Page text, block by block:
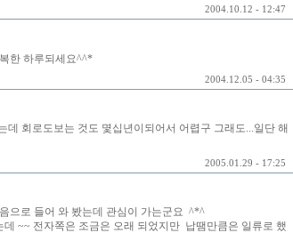
2004.10.12 - 12:47
한 하루되세요^^*
2004.12.05 - 04:35
회로도보는 것도 몇십년이되어서 어렵구 그래도...일단 해
2005.01.29 - 17:25
으로 들어 와 봤는데 관심이 가는군요 ^*^
~~ 전자쪽은 조금은 오래 되었지만 납땜만큼은 일류로 했